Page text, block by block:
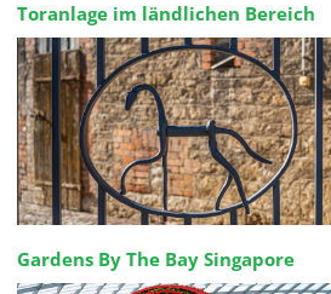
Toranlage im ländlichen Bereich
Gardens By The Bay Singapore